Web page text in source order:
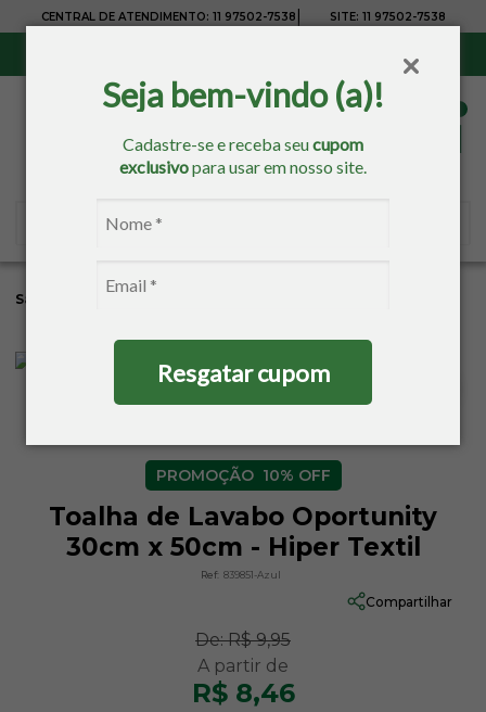
Seja bem-vindo (a)!
Cadastre-se e receba seucupom
exclusivopara usar em nosso site.
Resgatar cupom
CENTRAL DE ATENDIMENTO: 11 97502-7538 SITE: 11 97502-7538
Sacaria
10% OFF
Toalha de Lavabo Oportunity
30cm x 50cm - Hiper Textil
Ref: 839851-Azul
Compartilhar
De:R$ 9,95
R$ 8,46